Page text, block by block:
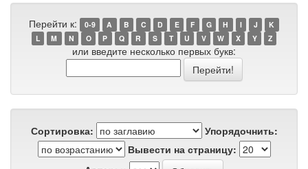
Перейти к: 0-9 A B C D E F G H I J
K
L
M N O P Q R S T U V W X Y Z
или введите несколько первых букв:
Сортировка:
Упорядочнить:
Вывести на страницу: